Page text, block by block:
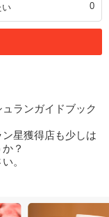
い 0
ランガイドブック
星獲得店も少しは
？
。